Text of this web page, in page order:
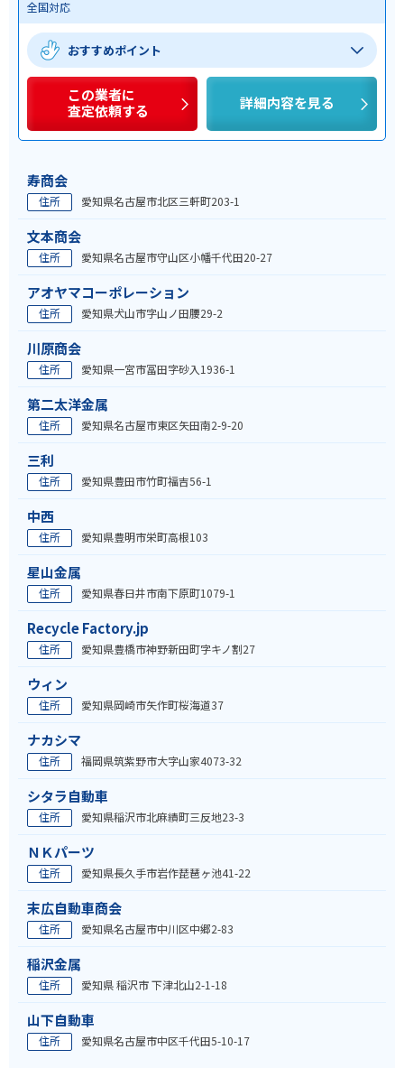
全国対応
おすすめポイント
この業者に
査定依頼する
詳細内容を見る
寿商会
住所 愛知県名古屋市北区三軒町203-1
文本商会
住所 愛知県名古屋市守山区小幡千代田20-27
アオヤマコーポレーション
住所 愛知県犬山市字山ノ田腰29-2
川原商会
住所 愛知県一宮市冨田字砂入1936-1
第二太洋金属
住所 愛知県名古屋市東区矢田南2-9-20
三利
住所 愛知県豊田市竹町福吉56-1
中西
住所 愛知県豊明市栄町高根103
星山金属
住所 愛知県春日井市南下原町1079-1
Recycle Factory.jp
住所 愛知県豊橋市神野新田町字キノ割27
ウィン
住所 愛知県岡崎市矢作町桜海道37
ナカシマ
住所 福岡県筑紫野市大字山家4073-32
シタラ自動車
住所 愛知県稲沢市北麻績町三反地23-3
ＮＫパーツ
住所 愛知県長久手市岩作琵琶ヶ池41-22
末広自動車商会
住所 愛知県名古屋市中川区中郷2-83
稲沢金属
住所 愛知県 稲沢市 下津北山2-1-18
山下自動車
住所 愛知県名古屋市中区千代田5-10-17